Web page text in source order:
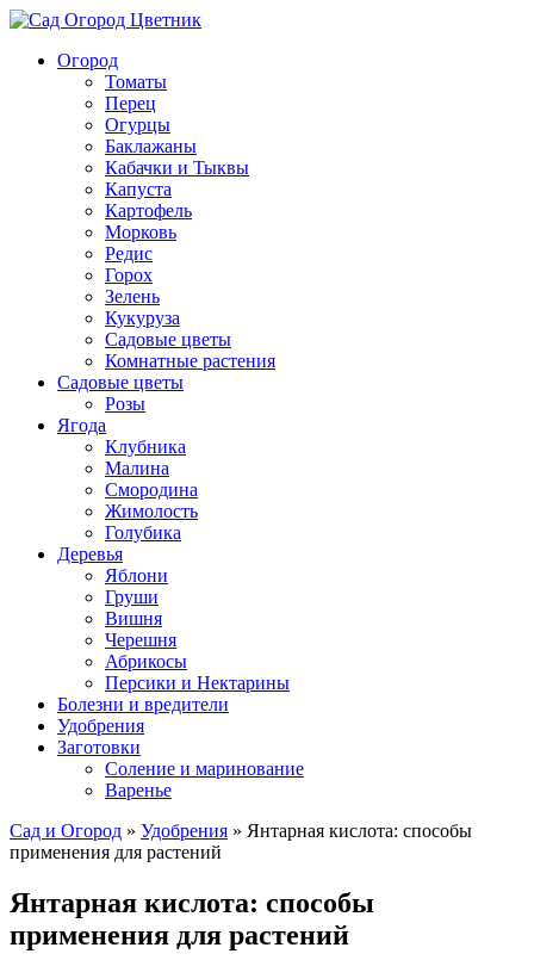
Огород
Томаты
Перец
Огурцы
Баклажаны
Кабачки и Тыквы
Капуста
Картофель
Морковь
Редис
Горох
Зелень
Кукуруза
Садовые цветы
Комнатные растения
Садовые цветы
Розы
Ягода
Клубника
Малина
Смородина
Жимолость
Голубика
Деревья
Яблони
Груши
Вишня
Черешня
Абрикосы
Персики и Нектарины
Болезни и вредители
Удобрения
Заготовки
Соление и маринование
Варенье
Сад и Огород » Удобрения » Янтарная кислота: способы
применения для растений
Янтарная кислота: способы
применения для растений